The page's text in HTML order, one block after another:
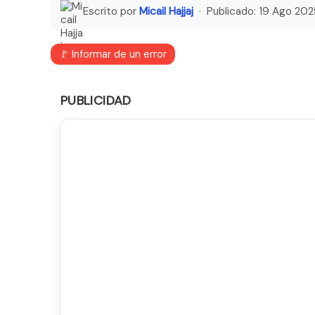
Escrito por Micail Hajjaj · Publicado: 19 Ago
🚩 Informar de un error
PUBLICIDAD